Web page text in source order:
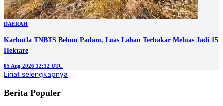
DAERAH
Karhutla TNBTS Belum Padam, Luas Lahan Terbakar Meluas Jadi 15
Hektare
05 Aug 2026 12:12 UTC
Lihat selengkapnya
Berita Populer